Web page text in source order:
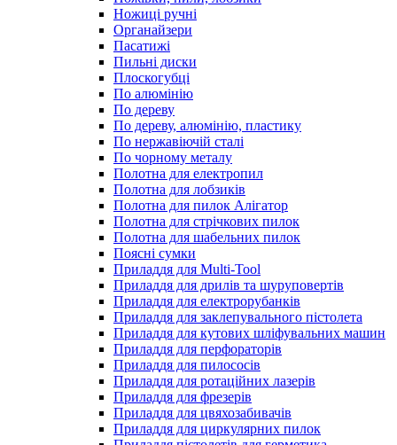
Ножиці ручні
Органайзери
Пасатижі
Пильні диски
Плоскогубці
По алюмінію
По дереву
По дереву, алюмінію, пластику
По нержавіючій сталі
По чорному металу
Полотна для електропил
Полотна для лобзиків
Полотна для пилок Алігатор
Полотна для стрічкових пилок
Полотна для шабельних пилок
Поясні сумки
Приладдя для Multi-Tool
Приладдя для дрилів та шуруповертів
Приладдя для електрорубанків
Приладдя для заклепувального пістолета
Приладдя для кутових шліфувальних машин
Приладдя для перфораторів
Приладдя для пилососів
Приладдя для ротаційних лазерів
Приладдя для фрезерів
Приладдя для цвяхозабивачів
Приладдя для циркулярних пилок